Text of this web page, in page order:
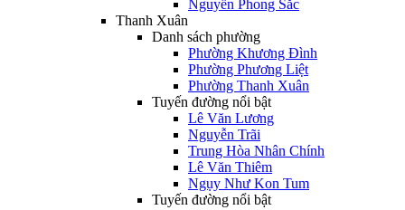
Nguyễn Phong Sắc
Thanh Xuân
Danh sách phường
Phường Khương Đình
Phường Phương Liệt
Phường Thanh Xuân
Tuyến đường nổi bật
Lê Văn Lương
Nguyễn Trãi
Trung Hòa Nhân Chính
Lê Văn Thiêm
Ngụy Như Kon Tum
Tuyến đường nổi bật